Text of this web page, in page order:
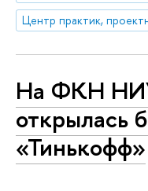
На ФКН
открылась
«Тинькофф»